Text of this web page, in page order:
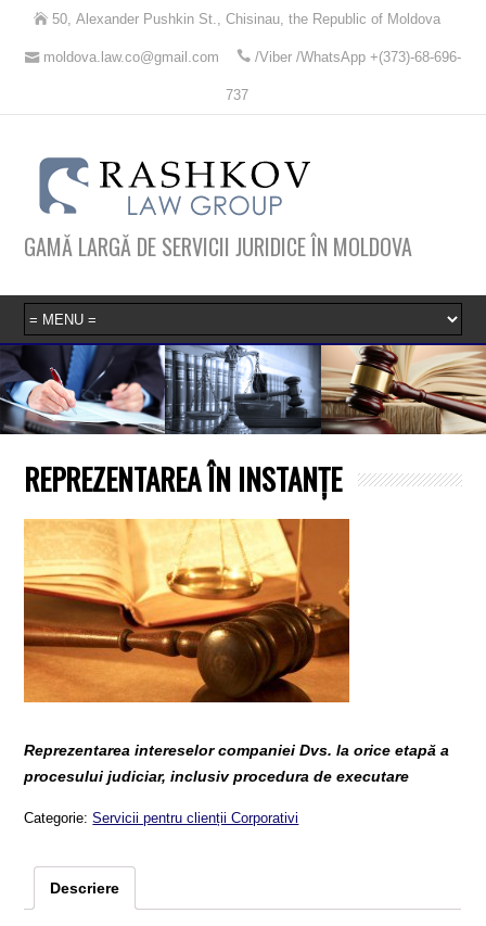
50, Alexander Pushkin St., Chisinau, the Republic of Moldova
moldova.law.co@gmail.com /Viber /WhatsApp +(373)-68-696-
737
GAMĂ LARGĂ DE SERVICII JURIDICE ÎN MOLDOVA
REPREZENTAREA ÎN INSTANŢE
Reprezentarea intereselor companiei Dvs. la orice etapă a
procesului judiciar, inclusiv procedura de executare
Categorie:Servicii pentru clienții Corporativi
Descriere